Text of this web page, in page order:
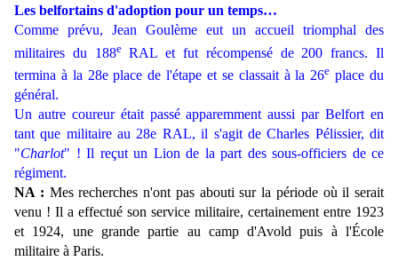
Les belfortains d'adoption pour un temps…
Comme prévu, Jean Goulème eut un accueil triomphal des
militaires du 188eRAL et fut récompensé de 200 francs. Il
termina à la 28e place de l'étape et se classait à la 26e place du
général.
Un autre coureur était passé apparemment aussi par Belfort en
tant que militaire au 28e RAL, il s'agit de Charles Pélissier, dit
"Charlot" ! Il reçut un Lion de la part des sous-officiers de ce
régiment.
NA : Mes recherches n'ont pas abouti sur la période où il serait
venu ! Il a effectué son service militaire, certainement entre 1923
et 1924, une grande partie au camp d'Avold puis à l'École
militaire à Paris.